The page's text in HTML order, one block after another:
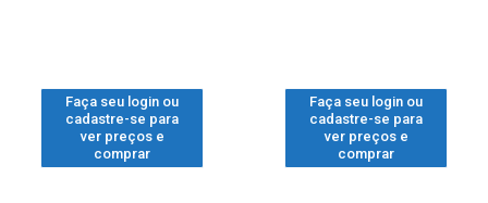
Faça seu login ou
cadastre-se para
ver preços e
comprar
Faça seu login ou
cadastre-se para
ver preços e
comprar